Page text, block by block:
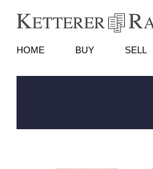
HOME BUY SELL